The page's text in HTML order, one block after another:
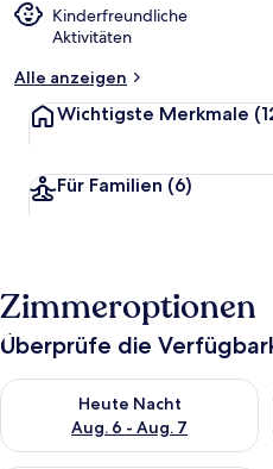
Kinderfreundliche
Aktivitäten
Alle anzeigen
Wichtigste Merkmale
Für Familien (6)
Zimmeroptionen
Überprüfe die
Heute Nacht
Aug. 6 - Aug. 7
Überprüfe die Verfügbarkeit